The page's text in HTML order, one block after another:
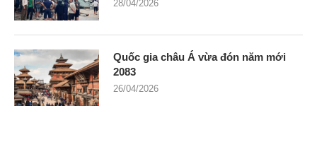
28/04/2026
Quốc gia châu Á vừa đón năm mới
2083
26/04/2026